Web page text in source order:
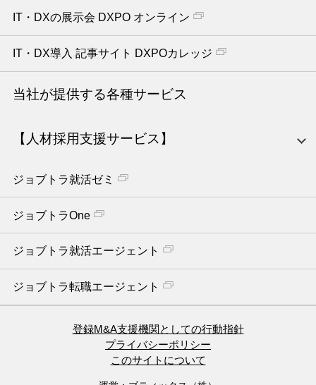
IT・DXの展示会 DXPO オンライン
IT・DX導入 記事サイト DXPOカレッジ
当社が提供する各種サービス
【人材採用支援サービス】
ジョブトラ就活ゼミ
ジョブトラOne
ジョブトラ就活エージェント
ジョブトラ転職エージェント
登録M&A支援機関としての行動指針
プライバシーポリシー
このサイトについて